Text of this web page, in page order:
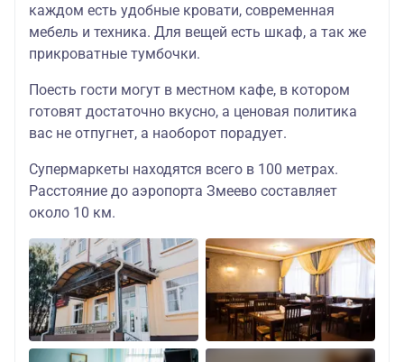
каждом есть удобные кровати, современная
мебель и техника. Для вещей есть шкаф, а так же
прикроватные тумбочки.
Поесть гости могут в местном кафе, в котором
готовят достаточно вкусно, а ценовая политика
вас не отпугнет, а наоборот порадует.
Супермаркеты находятся всего в 100 метрах.
Расстояние до аэропорта Змеево составляет
около 10 км.